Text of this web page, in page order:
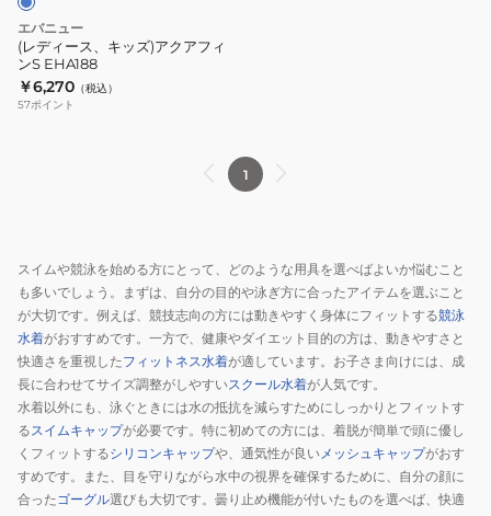
ク
ア
フ
ィ
エバニュー
(レディース、キッズ)アクアフィ
ンS EHA188
￥6,270 （税込）
57ポイント
1
スイムや競泳を始める方にとって、どのような用具を選べばよいか悩むこと
も多いでしょう。まずは、自分の目的や泳ぎ方に合ったアイテムを選ぶこと
が大切です。例えば、競技志向の方には動きやすく身体にフィットする競泳
水着がおすすめです。一方で、健康やダイエット目的の方は、動きやすさと
快適さを重視したフィットネス水着が適しています。お子さま向けには、成
長に合わせてサイズ調整がしやすいスクール水着が人気です。
水着以外にも、泳ぐときには水の抵抗を減らすためにしっかりとフィットす
るスイムキャップが必要です。特に初めての方には、着脱が簡単で頭に優し
くフィットするシリコンキャップや、通気性が良いメッシュキャップがおす
すめです。また、目を守りながら水中の視界を確保するために、自分の顔に
合ったゴーグル選びも大切です。曇り止め機能が付いたものを選べば、快適